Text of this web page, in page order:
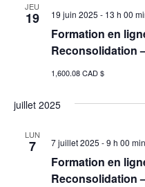
JEU
19
Formation en
Reconsolidation
19 juin 2025 - 13 h 00
1,600.08 CAD $
juillet 2025
LUN
7
Formation en
Reconsolidation
7 juillet 2025 - 9 h 00 min